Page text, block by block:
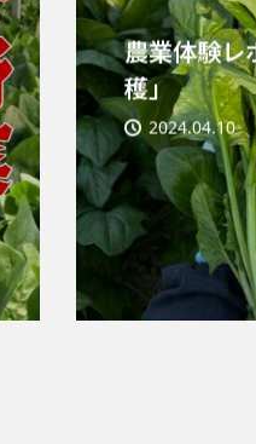
農業体験レ
穫」
2024.04.10